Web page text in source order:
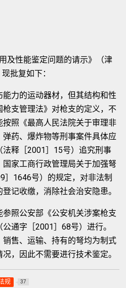
及性能鉴定问题的请示》（津
批复如下：
力的运动器材，但其结构和性
支管理法》对枪支的定义，不
照《最高人民法院关于审理非
药、爆炸物等刑事案件具体应
释［2001］15号）追究刑事
家工商行政管理局关于加强弩
］1646号）的规定，对非法制
记收缴，消除社会治安隐患。
照公安部《公安机关涉案枪支
通字［2001］68号）进行。
售、运输、持有的弩均为制式
，因此不需要进行技术鉴定。
规 37